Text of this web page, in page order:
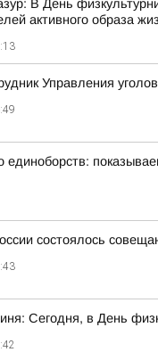
В День
активного образа
Управления
состоялось
Сегодня, в День